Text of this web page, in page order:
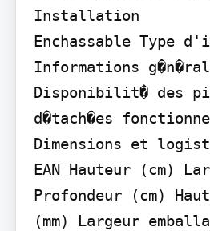
Installation
Enchassable Type
Informations
Disponibilit� des
d�tach�es
Dimensions et
EAN Hauteur (cm)
Profondeur (cm)
(mm) Largeur